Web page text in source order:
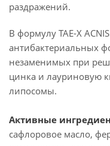
раздражений.
В формулу TAE-X
антибактериальных
незаменимых при
цинка и лауриновую
липосомы.
Активные
сафлоровое масло,